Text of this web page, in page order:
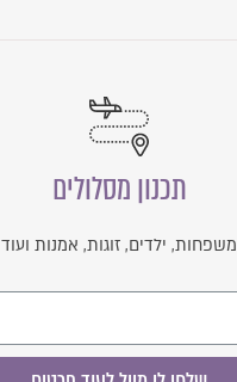
תכנון מסלולים
משפחות, ילדים, זוגות, אמנות ועוד